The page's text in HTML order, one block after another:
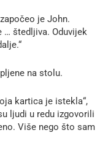
je John.
… štedljiva. Oduvijek
na stolu.
kartica je istekla“,
ljudi u redu izgovorili
Više nego što sam